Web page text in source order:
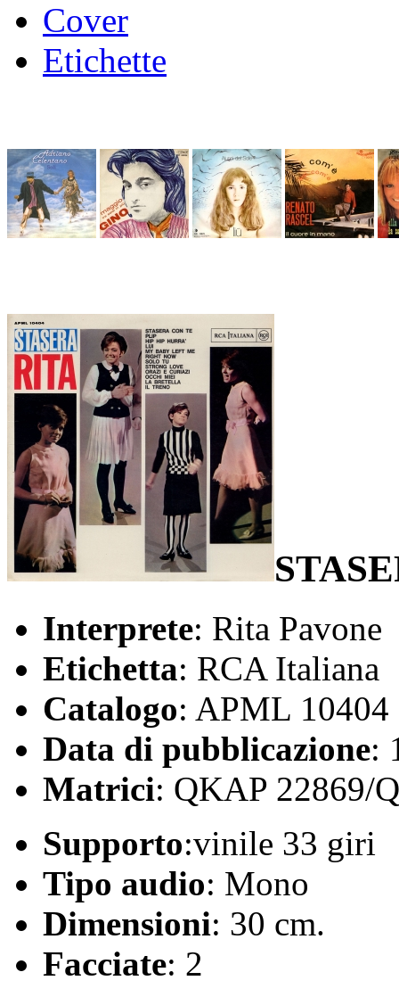
Cover
Etichette
Interprete: Rita Pavone
Etichetta: RCA Italiana
Catalogo: APML 10404
Data di pubblicazione:
Matrici: QKAP 22869/
Supporto:vinile 33 giri
Tipo audio: Mono
Dimensioni: 30 cm.
Facciate: 2